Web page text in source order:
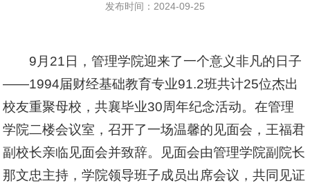
发布时间：2024-09-25
9月21日，管理学院迎来了一个意义非凡的日子
——1994届财经基础教育专业91.2班共计25位杰出
校友重聚母校，共襄毕业30周年纪念活动。在管理
学院二楼会议室，召开了一场温馨的见面会，王福君
副校长亲临见面会并致辞。见面会由管理学院副院长
那文忠主持，学院领导班子成员出席会议，共同见证